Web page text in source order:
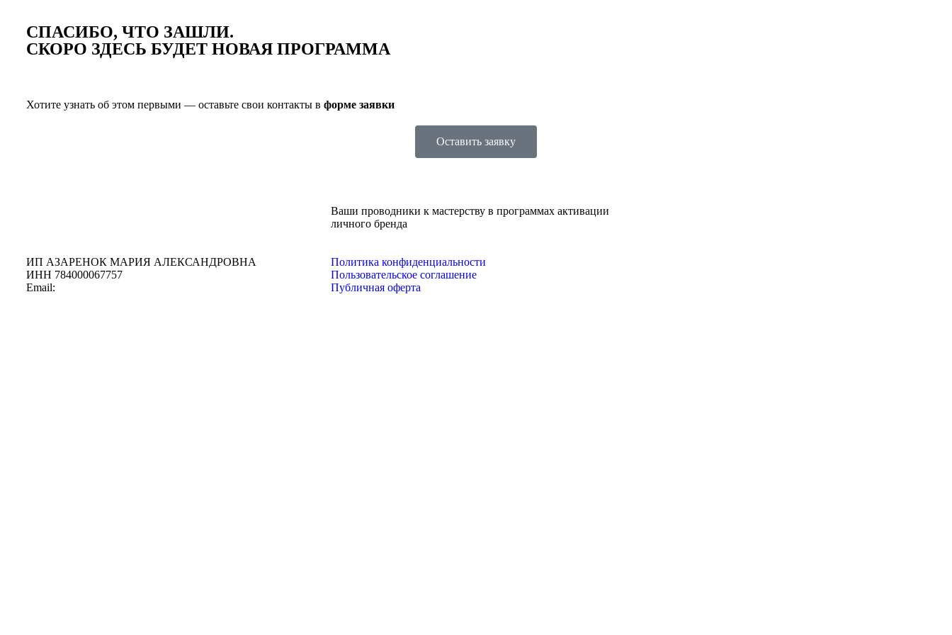
СПАСИБО, ЧТО ЗАШЛИ.
СКОРО ЗДЕСЬ БУДЕТ НОВАЯ ПРОГРАММА
Хотите узнать об этом первыми — оставьте свои контакты в форме заявки
Оставить заявку
Ваши проводники к мастерству в программах активации
личного бренда
ИП АЗАРЕНОК МАРИЯ АЛЕКСАНДРОВНА
ИНН 784000067757
Email:
Политика конфиденциальности
Пользовательское соглашение
Публичная оферта